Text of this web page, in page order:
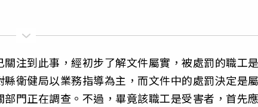
注到此事，經初步了解文件屬實，被處罰的職工是
衛健局以業務指導為主，而文件中的處罰決定是屬
門正在調查。不過，畢竟該職工是受害者，首先應